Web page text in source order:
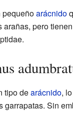
arácnido
pero
tipo dearácnido,
garrapatas. Sin